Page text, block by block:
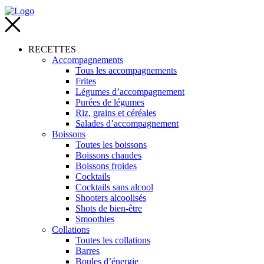
RECETTES
Accompagnements
Tous les accompagnements
Frites
Légumes d’accompagnement
Purées de légumes
Riz, grains et céréales
Salades d’accompagnement
Boissons
Toutes les boissons
Boissons chaudes
Boissons froides
Cocktails
Cocktails sans alcool
Shooters alcoolisés
Shots de bien-être
Smoothies
Collations
Toutes les collations
Barres
Boules d’énergie